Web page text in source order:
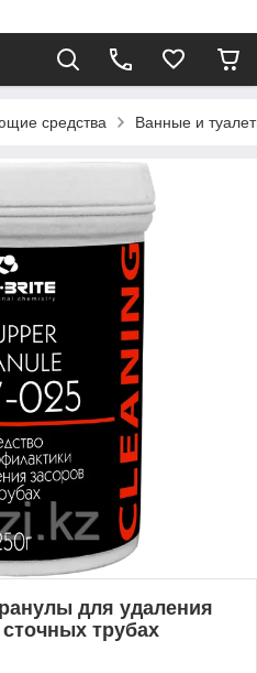
средства Ванные и
для удаления
трубах